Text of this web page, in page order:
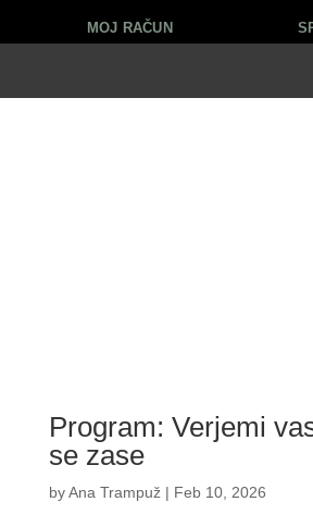
MOJ RAČUN
Program: Verjemi
se zase
byAna Trampuž| Feb 10, 2026